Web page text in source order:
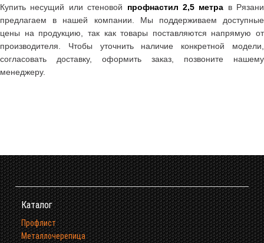
Купить несущий или стеновой профнастил 2,5 метра в Рязани
предлагаем в нашей компании. Мы поддерживаем доступные
цены на продукцию, так как товары поставляются напрямую от
производителя. Чтобы уточнить наличие конкретной модели,
согласовать доставку, оформить заказ, позвоните нашему
менеджеру.
Каталог
Профлист
Металлочерепица